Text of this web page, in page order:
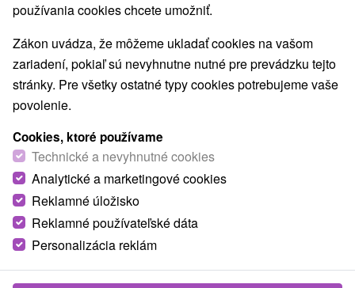
používania cookies chcete umožniť.
Zákon uvádza, že môžeme ukladať cookies na vašom
zariadení, pokiaľ sú nevyhnutne nutné pre prevádzku tejto
stránky. Pre všetky ostatné typy cookies potrebujeme vaše
povolenie.
Cookies, ktoré používame
Technické a nevyhnutné cookies
Analytické a marketingové cookies
Reklamné úložisko
Reklamné používateľské dáta
Personalizácia reklám